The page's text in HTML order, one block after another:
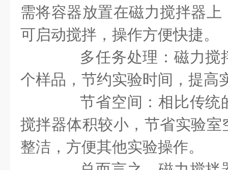
需将容器放置在磁力搅拌器
可启动搅拌，操作方便快捷。
多任务处理：磁力搅
个样品，节约实验时间，提高
节省空间：相比传统
搅拌器体积较小，节省实验
整洁，方便其他实验操作。